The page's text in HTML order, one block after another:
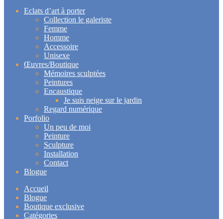
Eclats d’art à porter
Collection le galeriste
Femme
Homme
Accessoire
Unisexe
Œuvres/Boutique
Mémoires sculptées
Peintures
Encaustique
Je suis neige sur le jardin
Regard numérique
Porfolio
Un peu de moi
Peinture
Sculpture
Installation
Contact
Blogue
Accueil
Blogue
Boutique exclusive
Catégories